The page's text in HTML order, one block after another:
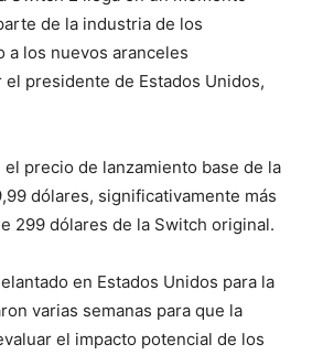
de la industria de los
a los nuevos aranceles
presidente de Estados Unidos,
el precio de lanzamiento base de la
dólares, significativamente más
299 dólares de la Switch original.
en Estados Unidos para la
varias semanas para que la
el impacto potencial de los